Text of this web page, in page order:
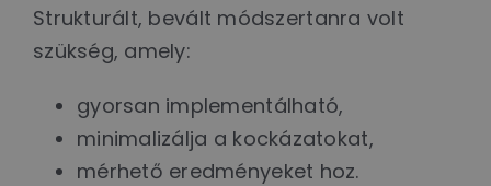
Strukturált, bevált módszertanra volt
szükség, amely:
gyorsan implementálható,
minimalizálja a kockázatokat,
mérhető eredményeket hoz.